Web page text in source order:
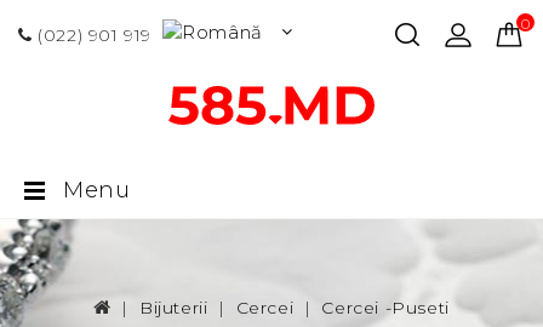
(022) 901 919
0
Menu
Bijuterii Cercei
Cercei -puseti